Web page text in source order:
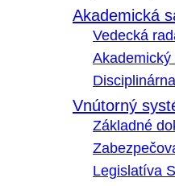
Akademická
Vedecká
Akademický
Vnútorný
Základné
Legislatíva